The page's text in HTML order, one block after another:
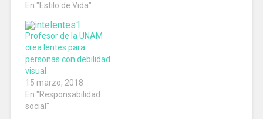
compatibles con la
muchas personas no se
acostumbran a la
separación del cuerpo y
la mente al entrar a un
mundo de RV, por lo que
se asocia…
En "Estilo de Vida"
Profesor de la UNAM
crea lentes para
personas con debilidad
visual
15 marzo, 2018
En "Responsabilidad
social"